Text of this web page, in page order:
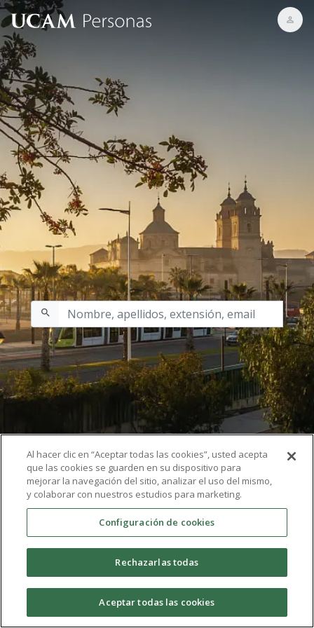
Al hacer clic en “Aceptar todas las cookies”, usted acepta
que las cookies se guarden en su dispositivo para
mejorar la navegación del sitio, analizar el uso del mismo,
y colaborar con nuestros estudios para marketing.
Configuración de cookies
Rechazarlas todas
Aceptar todas las cookies